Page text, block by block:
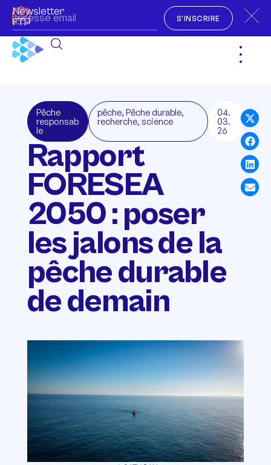
Newsletter
FTP
S'INSCRIRE
Pêche
responsab
le
pêche,Pêche durable,
recherche,science
04.
03.
26
Rapport
FORESEA
2050 : poser
les jalons de la
pêche durable
de demain